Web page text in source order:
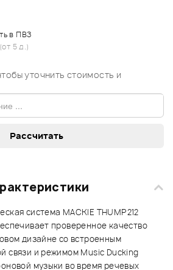
в ПВЗ
(от 5 д.)
уточнить стоимость и
система MACKIE THUMP212
проверенное качество
дизайне со встроенным
связи и режимом Music Ducking
музыки во время речевых